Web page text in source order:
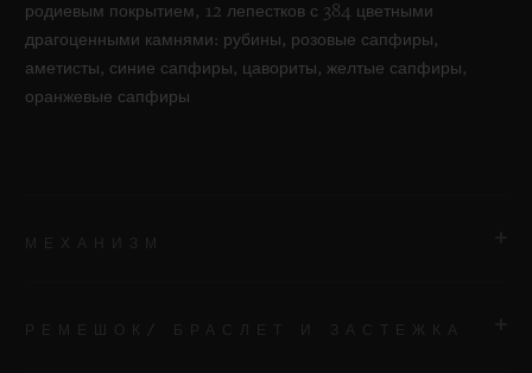
родиевым покрытием, 12 лепестков с 384 цветными
драгоценными камнями: рубины, розовые сапфиры,
аметисты, синие сапфиры, цавориты, желтые сапфиры,
оранжевые сапфиры